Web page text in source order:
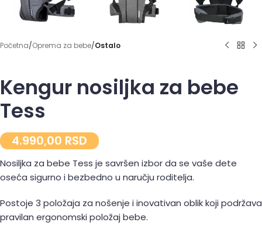
Početna Oprema za bebe Ostalo
Kengur nosiljka za bebe
Tess
4.990,00 RSD
Nosiljka za bebe Tess je savršen izbor da se vaše dete
oseća sigurno i bezbedno u naručju roditelja.
Postoje 3 položaja za nošenje i inovativan oblik koji podržava
pravilan ergonomski položaj bebe.